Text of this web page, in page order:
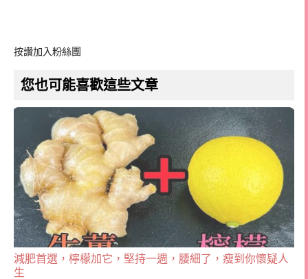
按讚加入粉絲團
您也可能喜歡這些文章
減肥首選，檸檬加它，堅持一週，腰細了，瘦到你懷疑人
生